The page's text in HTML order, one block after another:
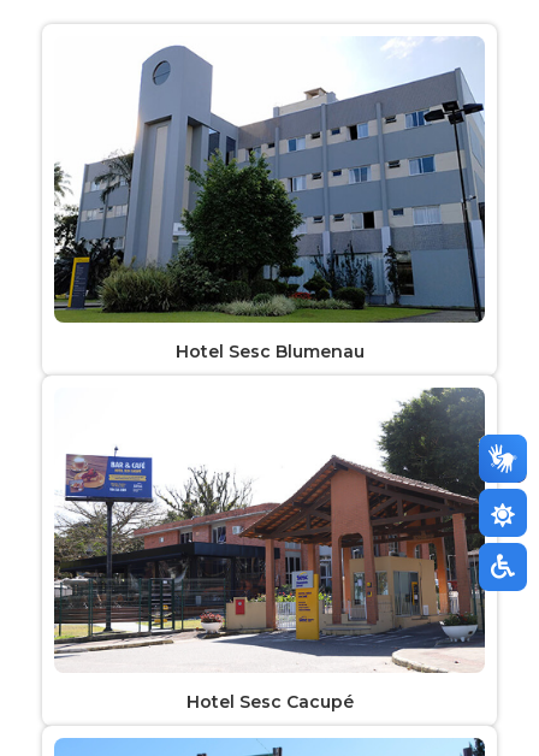
Hotel Sesc Blumenau
Hotel Sesc Cacupé